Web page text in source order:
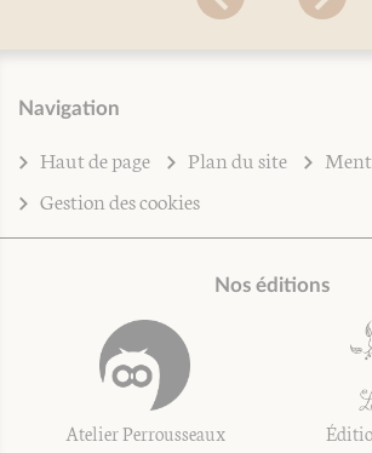
Navigation
Haut de page Plan du site
Gestion des cookies
Nos éditions
Atelier Perrousseaux